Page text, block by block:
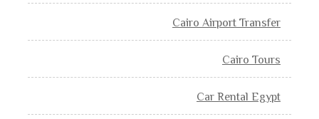
Cairo Airport Transfer
Cairo Tours
Car Rental Egypt